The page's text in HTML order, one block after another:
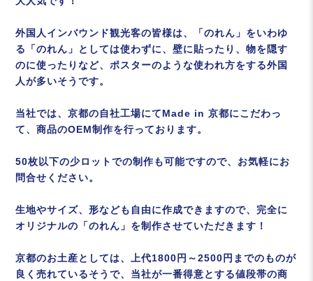
外国人インバウンド観光客の皆様は、「のれん」をいわゆ
る「のれん」としては使わずに、壁に貼ったり、物を隠す
のに使ったりなど、ポスターのような使われ方をする外国
人が多いそうです。
当社では、京都の自社工場にてMade in 京都にこだわっ
て、商品のOEM制作を行っております。
50枚以下の少ロットでの制作も可能ですので、お気軽にお
問合せください。
生地やサイズ、形なども自由に作成できますので、完全に
オリジナルの「のれん」を制作させていただきます！
京都のお土産としては、上代1800円～2500円までのものが
良く売れているそうで、当社が一番得意とする値段帯の商